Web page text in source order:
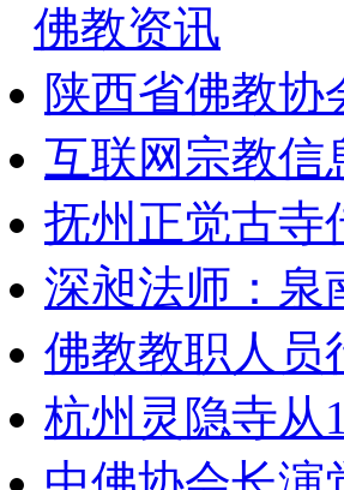
佛教资讯
陕西省佛教协
互联网宗教信
抚州正觉古寺
深昶法师：泉
佛教教职人员
杭州灵隐寺从